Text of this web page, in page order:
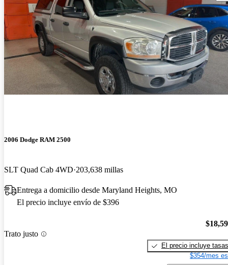
2006 Dodge RAM 2500
SLT Quad Cab 4WD 203,638 millas
Entrega a domicilio desde Maryland Heights, MO
El precio incluye envío de $396
Trato justo
El precio incluye tasas
$354/mes